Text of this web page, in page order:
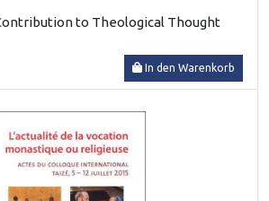
to Theological Thought
In den Warenkorb